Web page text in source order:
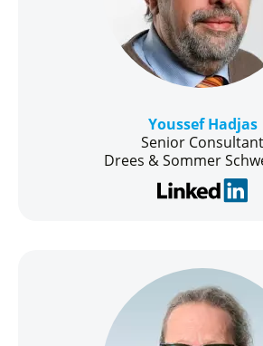
Youssef Hadjas
Senior Consultant
Drees & Sommer